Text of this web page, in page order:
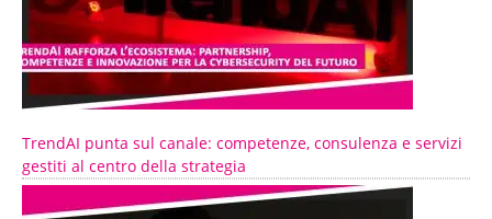
TrendAI punta sul canale: competenze, consulenza e servizi
gestiti al centro della strategia